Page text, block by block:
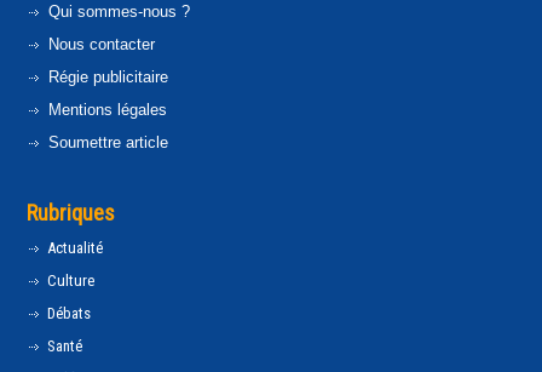
Qui sommes-nous ?
Nous contacter
Régie publicitaire
Mentions légales
Soumettre article
Rubriques
Actualité
Culture
Débats
Santé